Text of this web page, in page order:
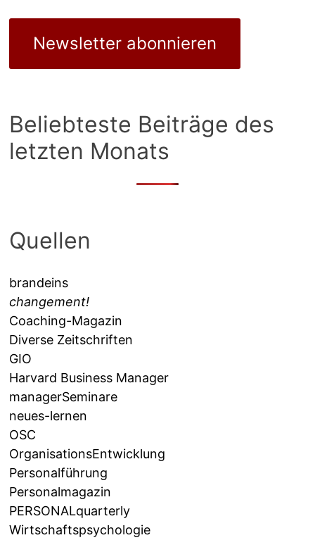
Newsletter abonnieren
Beliebteste Beiträge des
letzten Monats
Quellen
brandeins
changement!
Coaching-Magazin
Diverse Zeitschriften
GIO
Harvard Business Manager
managerSeminare
neues-lernen
OSC
OrganisationsEntwicklung
Personalführung
Personalmagazin
PERSONALquarterly
Wirtschaftspsychologie